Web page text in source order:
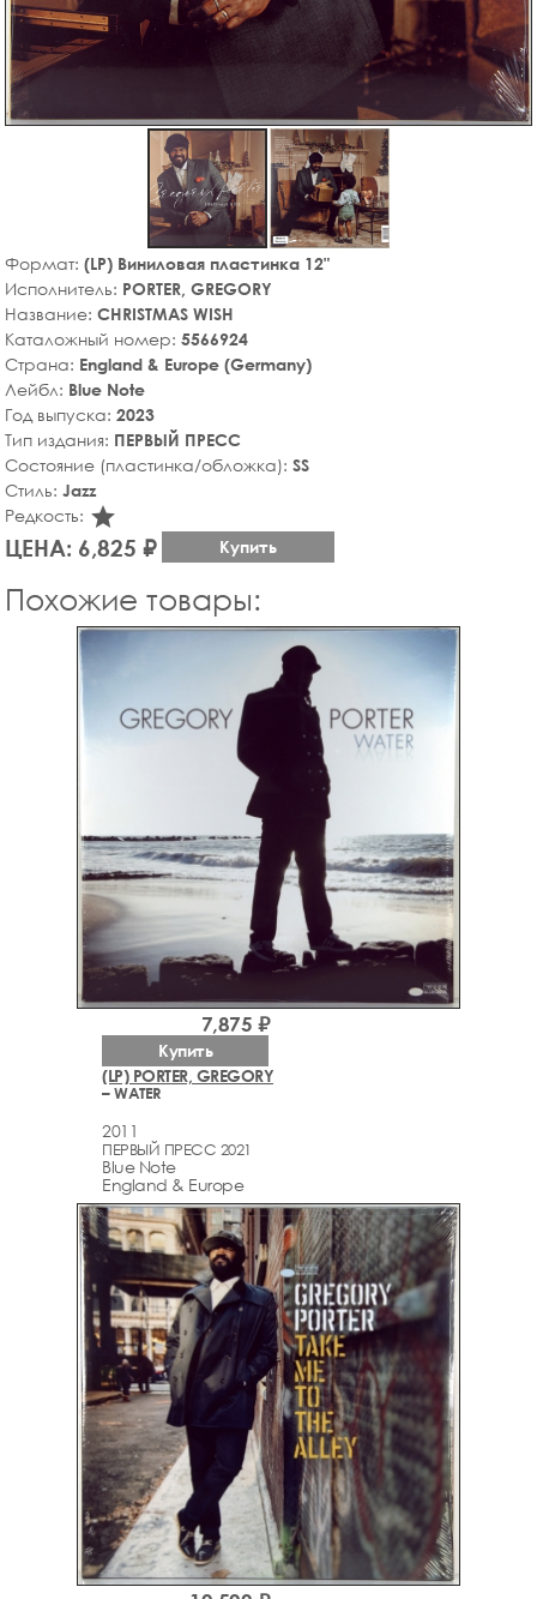
Формат: (LP) Виниловая пластинка 12"
Исполнитель: PORTER, GREGORY
Название: CHRISTMAS WISH
Каталожный номер: 5566924
Страна: England & Europe (Germany)
Лейбл: Blue Note
Год выпуска: 2023
Тип издания: ПЕРВЫЙ ПРЕСС
Состояние (пластинка/обложка): SS
Стиль: Jazz
Редкость: star_rate
ЦЕНА: 6,825 ₽ Купить
Похожие товары:
(LP) PORTER, GREGORY
– WATER
2011
ПЕРВЫЙ ПРЕСС 2021
Blue Note
England & Europe
7,875 ₽
Купить